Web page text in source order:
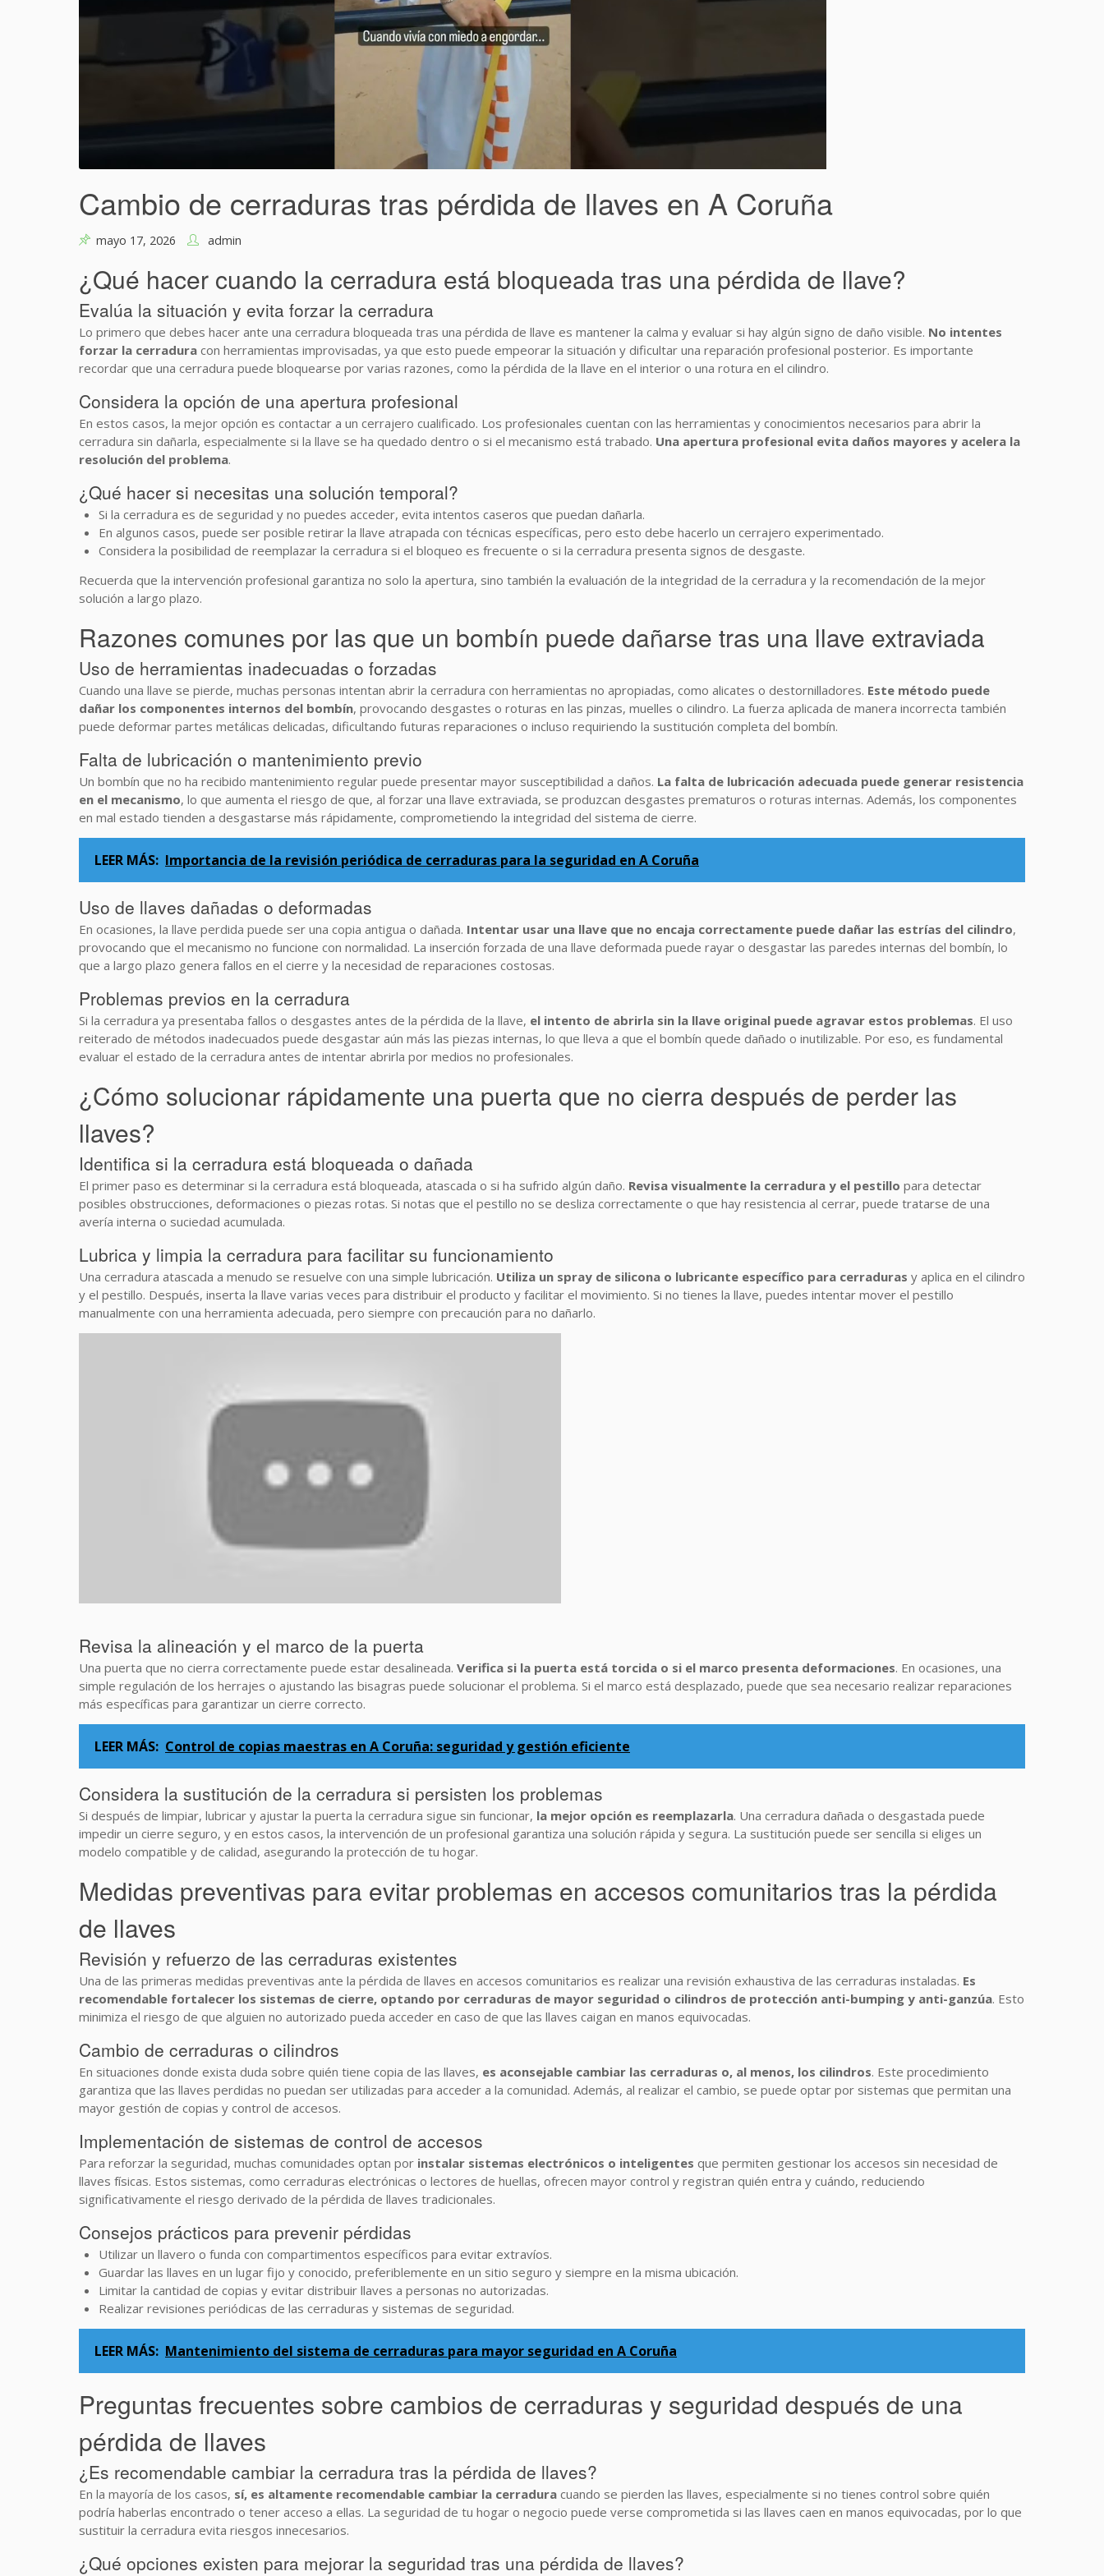
Cambio de cerraduras tras pérdida de llaves en A Coruña
mayo 17, 2026 admin
¿Qué hacer cuando la cerradura está bloqueada tras una pérdida de llave?
Evalúa la situación y evita forzar la cerradura
Lo primero que debes hacer ante una cerradura bloqueada tras una pérdida de llave es mantener la calma y evaluar si hay algún signo de daño visible. No intentes
forzar la cerradura con herramientas improvisadas, ya que esto puede empeorar la situación y dificultar una reparación profesional posterior. Es importante
recordar que una cerradura puede bloquearse por varias razones, como la pérdida de la llave en el interior o una rotura en el cilindro.
Considera la opción de una apertura profesional
En estos casos, la mejor opción es contactar a un cerrajero cualificado. Los profesionales cuentan con las herramientas y conocimientos necesarios para abrir la
cerradura sin dañarla, especialmente si la llave se ha quedado dentro o si el mecanismo está trabado. Una apertura profesional evita daños mayores y acelera la
resolución del problema.
¿Qué hacer si necesitas una solución temporal?
Si la cerradura es de seguridad y no puedes acceder, evita intentos caseros que puedan dañarla.
En algunos casos, puede ser posible retirar la llave atrapada con técnicas específicas, pero esto debe hacerlo un cerrajero experimentado.
Considera la posibilidad de reemplazar la cerradura si el bloqueo es frecuente o si la cerradura presenta signos de desgaste.
Recuerda que la intervención profesional garantiza no solo la apertura, sino también la evaluación de la integridad de la cerradura y la recomendación de la mejor
solución a largo plazo.
Razones comunes por las que un bombín puede dañarse tras una llave extraviada
Uso de herramientas inadecuadas o forzadas
Cuando una llave se pierde, muchas personas intentan abrir la cerradura con herramientas no apropiadas, como alicates o destornilladores. Este método puede
dañar los componentes internos del bombín, provocando desgastes o roturas en las pinzas, muelles o cilindro. La fuerza aplicada de manera incorrecta también
puede deformar partes metálicas delicadas, dificultando futuras reparaciones o incluso requiriendo la sustitución completa del bombín.
Falta de lubricación o mantenimiento previo
Un bombín que no ha recibido mantenimiento regular puede presentar mayor susceptibilidad a daños. La falta de lubricación adecuada puede generar resistencia
en el mecanismo, lo que aumenta el riesgo de que, al forzar una llave extraviada, se produzcan desgastes prematuros o roturas internas. Además, los componentes
en mal estado tienden a desgastarse más rápidamente, comprometiendo la integridad del sistema de cierre.
LEER MÁS: Importancia de la revisión periódica de cerraduras para la seguridad en A Coruña
Uso de llaves dañadas o deformadas
En ocasiones, la llave perdida puede ser una copia antigua o dañada. Intentar usar una llave que no encaja correctamente puede dañar las estrías del cilindro,
provocando que el mecanismo no funcione con normalidad. La inserción forzada de una llave deformada puede rayar o desgastar las paredes internas del bombín, lo
que a largo plazo genera fallos en el cierre y la necesidad de reparaciones costosas.
Problemas previos en la cerradura
Si la cerradura ya presentaba fallos o desgastes antes de la pérdida de la llave, el intento de abrirla sin la llave original puede agravar estos problemas. El uso
reiterado de métodos inadecuados puede desgastar aún más las piezas internas, lo que lleva a que el bombín quede dañado o inutilizable. Por eso, es fundamental
evaluar el estado de la cerradura antes de intentar abrirla por medios no profesionales.
¿Cómo solucionar rápidamente una puerta que no cierra después de perder las
llaves?
Identifica si la cerradura está bloqueada o dañada
El primer paso es determinar si la cerradura está bloqueada, atascada o si ha sufrido algún daño. Revisa visualmente la cerradura y el pestillo para detectar
posibles obstrucciones, deformaciones o piezas rotas. Si notas que el pestillo no se desliza correctamente o que hay resistencia al cerrar, puede tratarse de una
avería interna o suciedad acumulada.
Lubrica y limpia la cerradura para facilitar su funcionamiento
Una cerradura atascada a menudo se resuelve con una simple lubricación. Utiliza un spray de silicona o lubricante específico para cerraduras y aplica en el cilindro
y el pestillo. Después, inserta la llave varias veces para distribuir el producto y facilitar el movimiento. Si no tienes la llave, puedes intentar mover el pestillo
manualmente con una herramienta adecuada, pero siempre con precaución para no dañarlo.
Revisa la alineación y el marco de la puerta
Una puerta que no cierra correctamente puede estar desalineada. Verifica si la puerta está torcida o si el marco presenta deformaciones. En ocasiones, una
simple regulación de los herrajes o ajustando las bisagras puede solucionar el problema. Si el marco está desplazado, puede que sea necesario realizar reparaciones
más específicas para garantizar un cierre correcto.
LEER MÁS: Control de copias maestras en A Coruña: seguridad y gestión eficiente
Considera la sustitución de la cerradura si persisten los problemas
Si después de limpiar, lubricar y ajustar la puerta la cerradura sigue sin funcionar, la mejor opción es reemplazarla. Una cerradura dañada o desgastada puede
impedir un cierre seguro, y en estos casos, la intervención de un profesional garantiza una solución rápida y segura. La sustitución puede ser sencilla si eliges un
modelo compatible y de calidad, asegurando la protección de tu hogar.
Medidas preventivas para evitar problemas en accesos comunitarios tras la pérdida
de llaves
Revisión y refuerzo de las cerraduras existentes
Una de las primeras medidas preventivas ante la pérdida de llaves en accesos comunitarios es realizar una revisión exhaustiva de las cerraduras instaladas. Es
recomendable fortalecer los sistemas de cierre, optando por cerraduras de mayor seguridad o cilindros de protección anti-bumping y anti-ganzúa. Esto
minimiza el riesgo de que alguien no autorizado pueda acceder en caso de que las llaves caigan en manos equivocadas.
Cambio de cerraduras o cilindros
En situaciones donde exista duda sobre quién tiene copia de las llaves, es aconsejable cambiar las cerraduras o, al menos, los cilindros. Este procedimiento
garantiza que las llaves perdidas no puedan ser utilizadas para acceder a la comunidad. Además, al realizar el cambio, se puede optar por sistemas que permitan una
mayor gestión de copias y control de accesos.
Implementación de sistemas de control de accesos
Para reforzar la seguridad, muchas comunidades optan por instalar sistemas electrónicos o inteligentes que permiten gestionar los accesos sin necesidad de
llaves físicas. Estos sistemas, como cerraduras electrónicas o lectores de huellas, ofrecen mayor control y registran quién entra y cuándo, reduciendo
significativamente el riesgo derivado de la pérdida de llaves tradicionales.
Consejos prácticos para prevenir pérdidas
Utilizar un llavero o funda con compartimentos específicos para evitar extravíos.
Guardar las llaves en un lugar fijo y conocido, preferiblemente en un sitio seguro y siempre en la misma ubicación.
Limitar la cantidad de copias y evitar distribuir llaves a personas no autorizadas.
Realizar revisiones periódicas de las cerraduras y sistemas de seguridad.
LEER MÁS: Mantenimiento del sistema de cerraduras para mayor seguridad en A Coruña
Preguntas frecuentes sobre cambios de cerraduras y seguridad después de una
pérdida de llaves
¿Es recomendable cambiar la cerradura tras la pérdida de llaves?
En la mayoría de los casos, sí, es altamente recomendable cambiar la cerradura cuando se pierden las llaves, especialmente si no tienes control sobre quién
podría haberlas encontrado o tener acceso a ellas. La seguridad de tu hogar o negocio puede verse comprometida si las llaves caen en manos equivocadas, por lo que
sustituir la cerradura evita riesgos innecesarios.
¿Qué opciones existen para mejorar la seguridad tras una pérdida de llaves?